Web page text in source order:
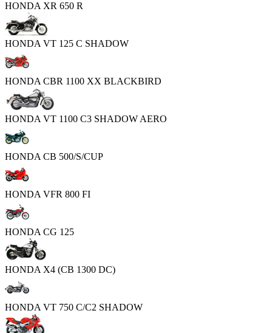
HONDA XR 650 R
HONDA VT 125 C SHADOW
HONDA CBR 1100 XX BLACKBIRD
HONDA VT 1100 C3 SHADOW AERO
HONDA CB 500/S/CUP
HONDA VFR 800 FI
HONDA CG 125
HONDA X4 (CB 1300 DC)
HONDA VT 750 C/C2 SHADOW